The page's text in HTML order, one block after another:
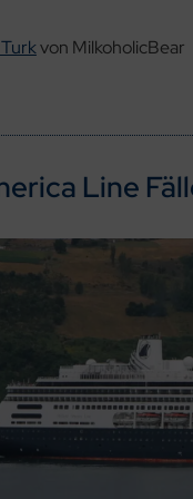
von MilkoholicBear
Line